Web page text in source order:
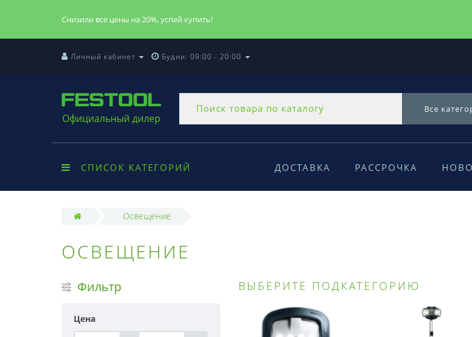
Снизили все цены на 20%, успей купить!
Личный кабинет Будни: 09:00 - 20:00
Официальный дилер
Все
СПИСОК КАТЕГОРИЙ ДОСТАВКА РАССРОЧКА
Освещение
ОСВЕЩЕНИЕ
Фильтр
Цена
ВЫБЕРИТЕ ПОДКАТЕГОРИЮ